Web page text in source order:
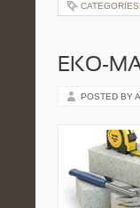
CATEGORIES:
EKO-
POSTED BY